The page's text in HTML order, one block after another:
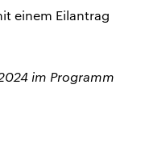
einem Eilantrag
im Programm